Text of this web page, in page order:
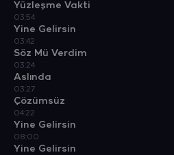
Yüzleşme Vakti
03:54
Yine Gelirsin
03:42
Söz Mü Verdim
03:24
Aslında
03:27
Çözümsüz
04:22
Yine Gelirsin
08:00
Yine Gelirsin